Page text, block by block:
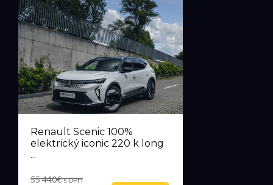
Renault Scenic 100%
elektrický iconic 220 k long
...
55 440€s DPH